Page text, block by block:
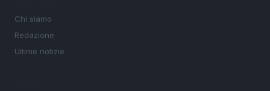
Chi siamo
Redazione
Ultime notizie